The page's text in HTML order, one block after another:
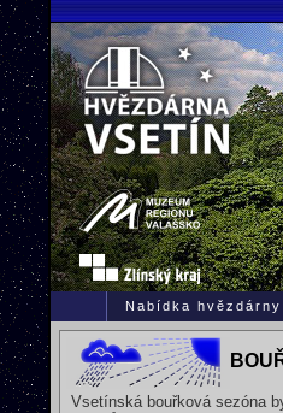
Nabídka hvězdárny
Vsetínská bouřková sezóna